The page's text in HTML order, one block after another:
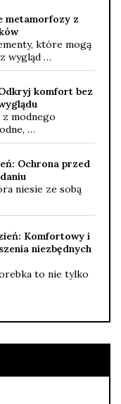
metamorfozy z
które mogą
wygląd …
komfort bez
modnego
…
Ochrona przed
niesie ze sobą
Komfortowy i
niezbędnych
to nie tylko